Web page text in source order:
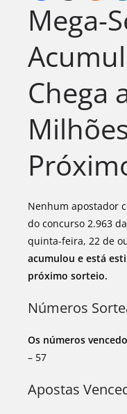
Mega-
Chega
Nenhum apostador
do concurso 2.963
quinta-feira, 22 de
acumulou e está
próximo sorteio.
Números
Os números
– 57
Apostas